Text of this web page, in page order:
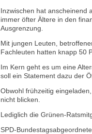
Inzwischen hat anscheinend
immer öfter Ältere in den
Ausgrenzung.
Mit jungen Leuten,
Fachleuten hatten knapp 50
Im Kern geht es um eine
soll ein Statement dazu der
Obwohl frühzeitig
nicht blicken.
Lediglich die Grünen-
SPD-